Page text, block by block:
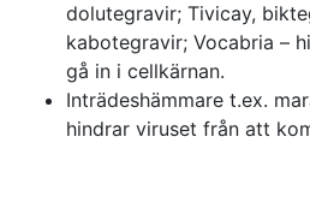
dolutegravir; Tivicay,
kabotegravir; Vocabria –
gå in i cellkärnan.
Inträdeshämmare t.ex.
hindrar viruset från att